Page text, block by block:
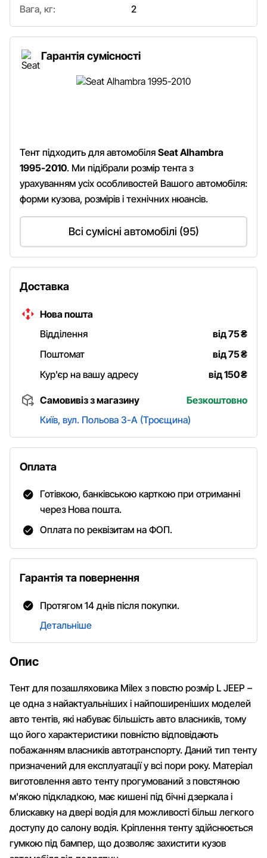
Опис
Тент для позашляховика Milex з повстю розмір L JEEP –
це одна з найактуальніших і найпоширеніших моделей
авто тентів, які набуває більшість авто власників, тому
що його характеристики повністю відповідають
побажанням власників автотранспорту. Даний тип тенту
призначений для експлуатації у всі пори року. Матеріал
виготовлення авто тенту прогумований з повстяною
м'якою підкладкою, має кишені під бічні дзеркала і
блискавку на двері водія для можливості більш легкого
доступу до салону водія. Кріплення тенту здійснюється
гумкою під бампер, що дозволяє захистити кузов
Вага, кг:
2
Гарантія сумісності
Тент підходить для автомобіля Seat Alhambra
1995-2010. Ми підібрали розмір тента з
урахуванням усіх особливостей Вашого автомобіля:
форми кузова, розмірів і технічних нюансів.
Всі сумісні автомобілі (95)
Доставка
Нова пошта
Відділення
від 75₴
Поштомат
від 75₴
Кур'єр на вашу адресу
від 150₴
Самовивіз з магазину
Безкоштовно
Київ, вул. Польова 3-А (Троєщина)
Оплата
Готівкою, банківською карткою при отриманні
через Нова пошта.
Оплата по реквізитам на ФОП.
Гарантія та повернення
Протягом 14 днів після покупки.
Детальніше